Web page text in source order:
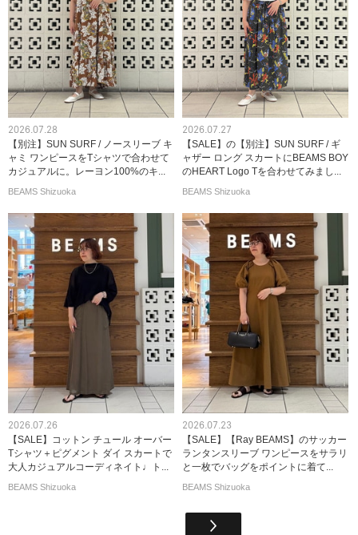
2026.07.28
【別注】SUN SURF / ノースリーブ キ
ャミ ワンピースをTシャツで合わせて
カジュアルに。レーヨン100%のキ...
BEAMS Shizuoka
2026.07.27
【SALE】の【別注】SUN SURF / ギ
ャザー ロング スカートにBEAMS BOY
のHEART Logo Tを合わせてみまし...
BEAMS Shizuoka
2026.07.26
【SALE】コットン チュール オーバー
Tシャツ＋ピグメント ダイ スカートで
大人カジュアルコーディネイト♩ト...
BEAMS Shizuoka
2026.07.23
【SALE】【Ray BEAMS】のサッカー
ランタンスリーブ ワンピースをサラリ
と一枚でバッグをポイントに着て...
BEAMS Shizuoka